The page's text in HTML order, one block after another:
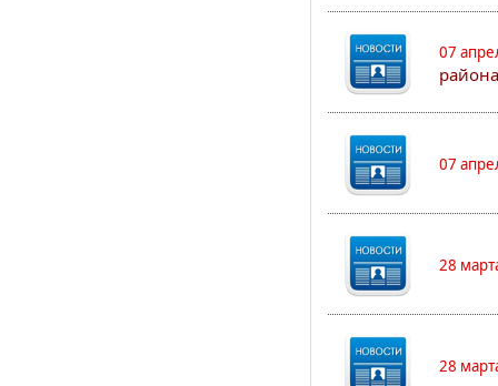
07
07
28
28